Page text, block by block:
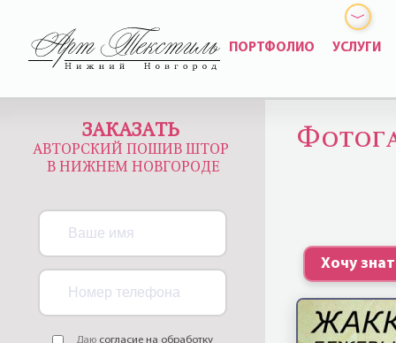
ПОРТФОЛИО УСЛУГИ
Хочу
ЗАКАЗАТЬ
АВТОРСКИЙ ПОШИВ ШТОР
В НИЖНЕМ НОВГОРОДЕ
Даю согласие на обработку